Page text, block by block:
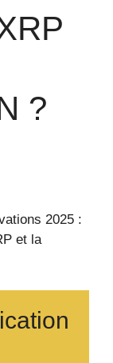
?
2025 :
et la